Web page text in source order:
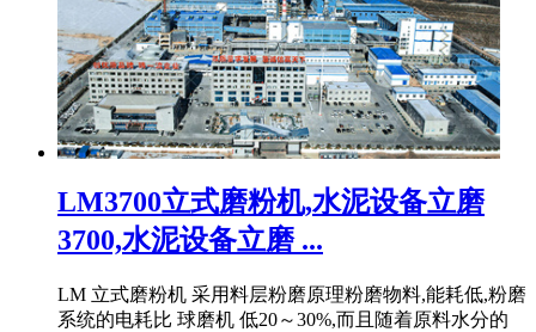
LM3700立式磨粉机,水泥设备立磨
3700,水泥设备立磨 ...
LM 立式磨粉机 采用料层粉磨原理粉磨物料,能耗低,粉磨
系统的电耗比 球磨机 低20～30%,而且随着原料水分的